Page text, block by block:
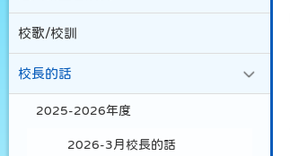
校歌/校訓
校長的話
2025-2026年度
2026-3月校長的話